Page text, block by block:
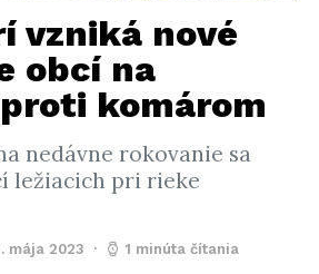
vzniká nové
obcí na
komárom
nedávne rokovanie sa
ležiacich pri rieke
mája 2023 1 minúta čítania